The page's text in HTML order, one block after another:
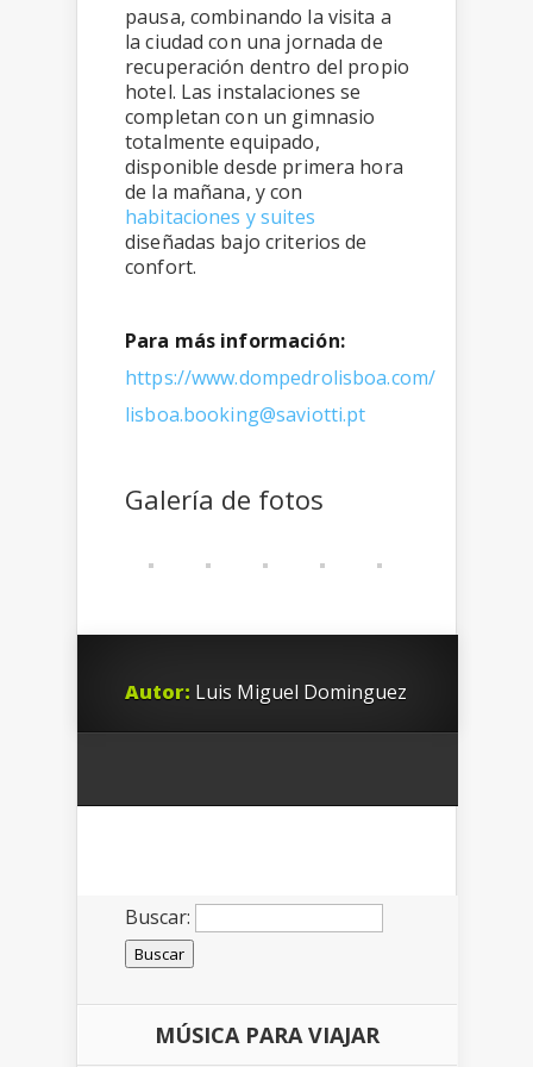
pausa, combinando la visita a
la ciudad con una jornada de
recuperación dentro del propio
hotel. Las instalaciones se
completan con un gimnasio
totalmente equipado,
disponible desde primera hora
de la mañana, y con
habitaciones y suites
diseñadas bajo criterios de
confort.
Para más información:
https://www.dompedrolisboa.com/
lisboa.booking@saviotti.pt
Galería de fotos
Autor: Luis Miguel Dominguez
Buscar:
MÚSICA PARA VIAJAR